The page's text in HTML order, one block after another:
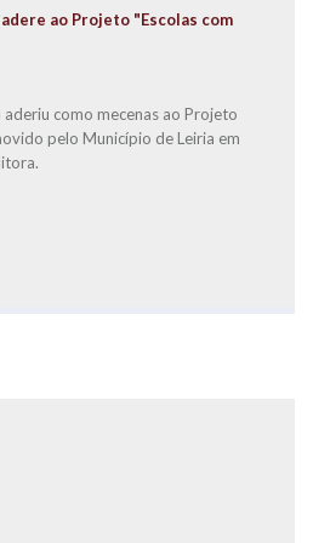
ao Projeto "Escolas com
aderiu como mecenas ao Projeto
pelo Município de Leiria em